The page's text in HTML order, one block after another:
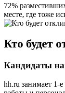
72%
месте, где тоже
Кто будет
Кандидаты
hh.ru занимает 1-